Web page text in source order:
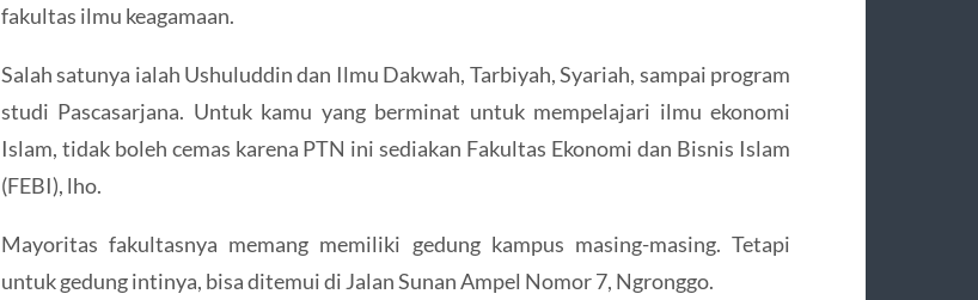
fakultas ilmu keagamaan.
Salah satunya ialah Ushuluddin dan Ilmu Dakwah, Tarbiyah, Syariah, sampai program
studi Pascasarjana. Untuk kamu yang berminat untuk mempelajari ilmu ekonomi
Islam, tidak boleh cemas karena PTN ini sediakan Fakultas Ekonomi dan Bisnis Islam
(FEBI), lho.
Mayoritas fakultasnya memang memiliki gedung kampus masing-masing. Tetapi
untuk gedung intinya, bisa ditemui di Jalan Sunan Ampel Nomor 7, Ngronggo.